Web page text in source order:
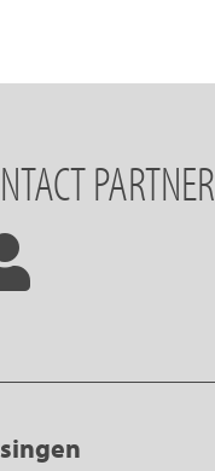
PARTNER